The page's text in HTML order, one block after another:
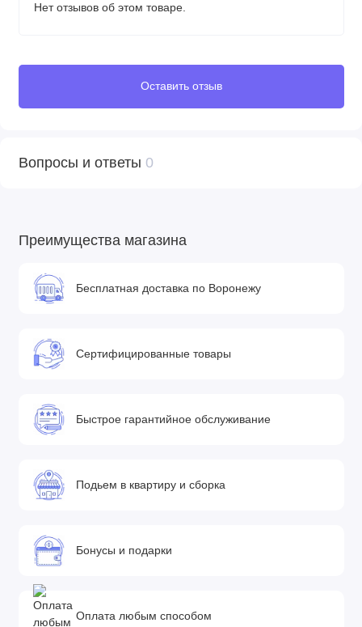
Нет отзывов об этом товаре.
Оставить отзыв
Вопросы и ответы 0
Преимущества магазина
Бесплатная доставка по Воронежу
Сертифицированные товары
Быстрое гарантийное обслуживание
Подьем в квартиру и сборка
Бонусы и подарки
Оплата любым способом